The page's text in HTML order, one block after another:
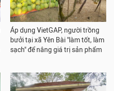
Áp dụng VietGAP, người trồng
bưởi tại xã Yên Bài "làm tốt, làm
sạch" để nâng giá trị sản phẩm